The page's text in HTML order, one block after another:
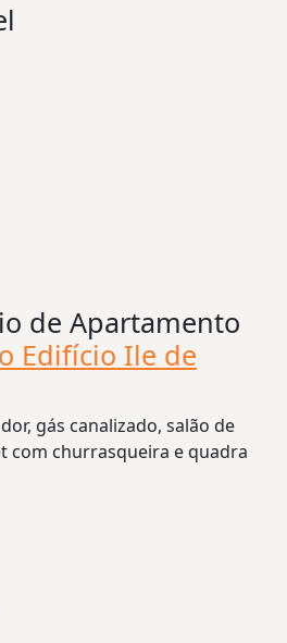
de Apartamento
Edifício Ile de
gás canalizado, salão de
com churrasqueira e quadra